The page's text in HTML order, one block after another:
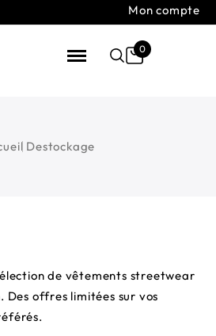
Mon compte
0
Destockage
de vêtements streetwear
Des offres limitées sur vos